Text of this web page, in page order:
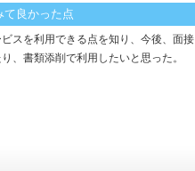
て良かった点
スを利用できる点を知り、今後、面接
、書類添削で利用したいと思った。